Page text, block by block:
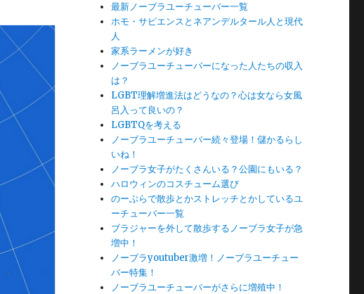
最新ノーブラユーチューバー一覧
ホモ・サピエンスとネアンデルタール人と現代
人
家系ラーメンが好き
ノーブラユーチューバーになった人たちの収入
は？
LGBT理解増進法はどうなの？心は女なら女風
呂入って良いの？
LGBTQを考える
ノーブラユーチューバー続々登場！儲かるらし
いね！
ノーブラ女子がたくさんいる？公園にもいる？
ハロウィンのコスチューム選び
のーぶらで散歩とかストレッチとかしているユ
ーチューバー一覧
ブラジャーを外して散歩するノーブラ女子が急
増中！
ノーブラyoutuber激増！ノーブラユーチュー
バー特集！
ノーブラユーチューバーがさらに増殖中！